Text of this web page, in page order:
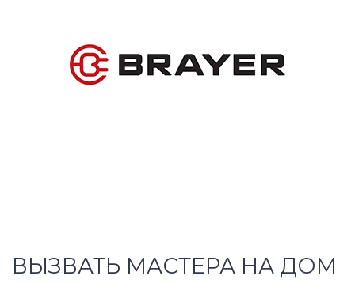
ВЫЗВАТЬ МАСТЕРА НА ДОМ